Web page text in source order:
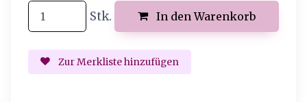
Stk. In den Warenkorb
Zur Merkliste hinzufügen